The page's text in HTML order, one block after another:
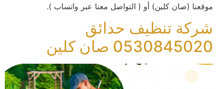
موقعنا (صان كلين) أو ( التواصل معنا عبر واتساب ).
شركة تنظيف حدائق
0530845020 صان كلين